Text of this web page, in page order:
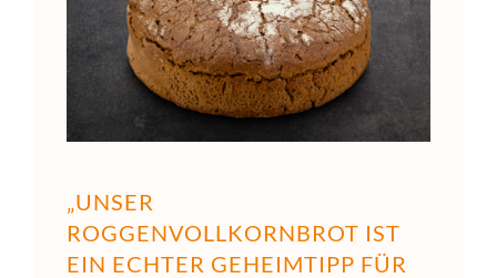
„UNSER
ROGGENVOLLKORNBROT IST
EIN ECHTER GEHEIMTIPP FÜR